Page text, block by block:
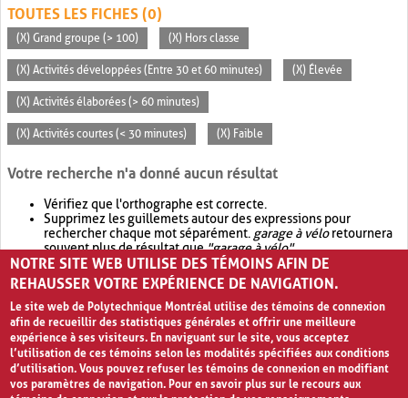
TOUTES LES FICHES (0)
(X) Grand groupe (> 100) (X) Hors classe
(X) Activités développées (Entre 30 et 60 minutes) (X) Élevée
(X) Activités élaborées (> 60 minutes)
(X) Activités courtes (< 30 minutes) (X) Faible
Votre recherche n'a donné aucun résultat
Vérifiez que l'orthographe est correcte.
Supprimez les guillemets autour des expressions pour
rechercher chaque mot séparément. garage à véloretournera
souvent plus de résultat que"garage à vélo".
Envisagez d'élargir votre recherche avec OR.garage OR vélo
retournera souvent plus de résultat quegarage à vélo
NOTRE SITE WEB UTILISE DES TÉMOINS AFIN DE
REHAUSSER VOTRE EXPÉRIENCE DE NAVIGATION.
Le site web de Polytechnique Montréal utilise des témoins de connexion
afin de recueillir des statistiques générales et offrir une meilleure
expérience à ses visiteurs. En naviguant sur le site, vous acceptez
l’utilisation de ces témoins selon les modalités spécifiées aux conditions
d’utilisation. Vous pouvez refuser les témoins de connexion en modifiant
vos paramètres de navigation. Pour en savoir plus sur le recours aux